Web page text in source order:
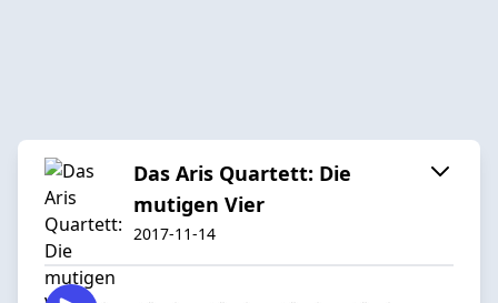
Das Aris Quartett: Die
mutigen Vier
2017-11-14